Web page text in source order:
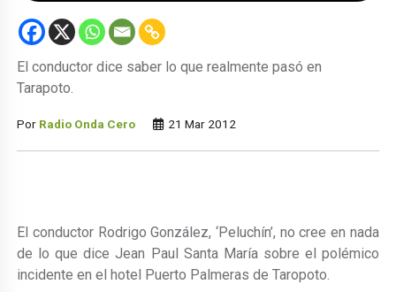
El conductor dice saber lo que realmente pasó en
Tarapoto.
Por Radio Onda Cero 21 Mar 2012
El conductor Rodrigo González, ‘Peluchín’, no cree en nada
de lo que dice Jean Paul Santa María sobre el polémico
incidente en el hotel Puerto Palmeras de Taropoto.